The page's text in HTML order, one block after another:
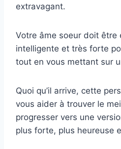
extravagant.
Votre âme soeur doit être
intelligente et très forte
tout en vous mettant sur
Quoi qu’il arrive, cette
vous aider à trouver le
progresser vers une
plus forte, plus heureuse